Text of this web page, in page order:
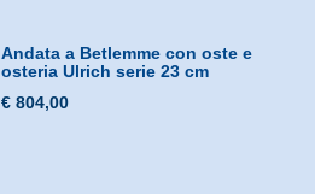
Andata a Betlemme con oste e
osteria Ulrich serie 23 cm
€ 804,00